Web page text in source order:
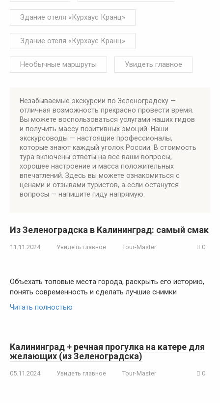
Здание отеля «Курхаус Кранц»
Здание отеля «Курхаус Кранц»
Необычные маршруты Увидеть главное
Незабываемые экскурсии по Зеленоградску —
отличная возможность прекрасно провести время.
Вы можете воспользоваться услугами наших гидов
и получить массу позитивных эмоций. Наши
экскурсоводы — настоящие профессионалы,
которые знают каждый уголок России. В стоимость
тура включены ответы на все ваши вопросы,
хорошее настроение и масса положительных
впечатлений. Здесь вы можете ознакомиться с
ценами и отзывами туристов, а если останутся
вопросы — напишите гиду напрямую.
Из Зеленоградска в Калининград: самый смак
11.11.2024 Увидеть главное Tour-Master 0
Объехать топовые места города, раскрыть его историю,
понять современность и сделать лучшие снимки
Читать полностью
Калининград + речная прогулка на катере для
желающих (из Зеленоградска)
05.11.2024 Увидеть главное Tour-Master 0